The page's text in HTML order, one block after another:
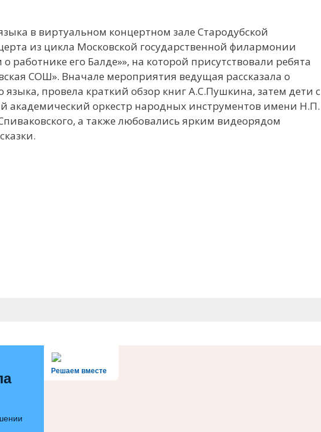
в виртуальном концертном зале Стародубской
из цикла Московской государственной филармонии
работнике его Балде»», на которой присутствовали ребята
СОШ». Вначале мероприятия ведущая рассказала о
провела краткий обзор книг А.С.Пушкина, затем дети с
оркестр народных инструментов имени Н.П.
а также любовались ярким видеорядом
Решаем вместе